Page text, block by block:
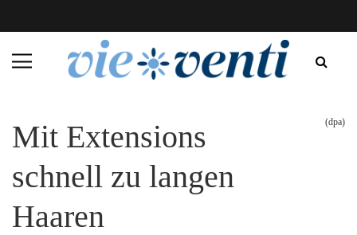
Mit Extensions
schnell zu langen
Haaren
(dpa)